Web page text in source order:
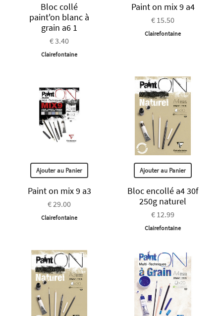
Bloc collé
paint'on blanc à
grain a6 1
€ 3.40
Clairefontaine
Paint on mix 9 a4
€ 15.50
Clairefontaine
Ajouter au Panier
Paint on mix 9 a3
€ 29.00
Clairefontaine
Ajouter au Panier
Bloc encollé a4 30f
250g naturel
€ 12.99
Clairefontaine